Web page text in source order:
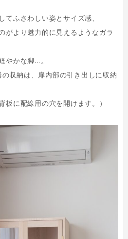
てふさわしい姿とサイズ感、
がより魅力的に見えるようなガラ
やかな脚…。
収納は、扉内部の引き出しに収納
板に配線用の穴を開けます。）